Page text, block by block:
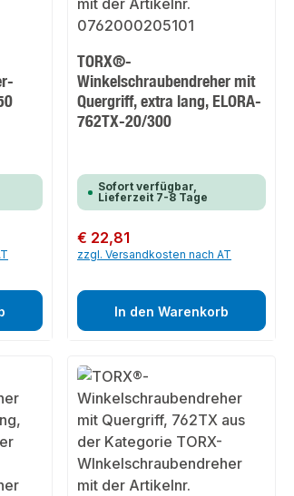
TORX®-
Winkelschraubendreher mit
Quergriff, extra lang, ELORA-
762TX-20/300
Sofort verfügbar,
Lieferzeit 7-8 Tage
Regulärer Preis:
€ 22,81
zzgl. Versandkosten nach AT
In den Warenkorb